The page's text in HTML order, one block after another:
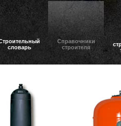
словарь
Справочники
строителя